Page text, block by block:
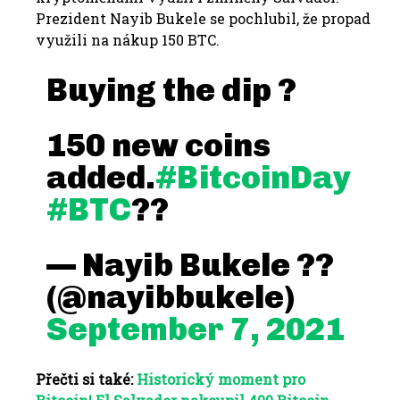
Prezident Nayib Bukele se pochlubil, že propad
využili na nákup 150 BTC.
Buying the dip ?
150 new coins
added.#BitcoinDay
#BTC??
— Nayib Bukele ??
(@nayibbukele)
September 7, 2021
Přečti si také:Historický moment pro